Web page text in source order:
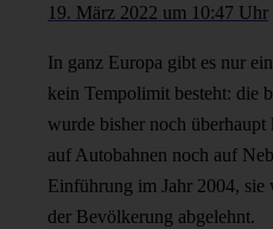
19. März 2022 um 10:47 Uhr
In ganz Europa gibt es nur
kein Tempolimit besteht: die
wurde bisher noch
auf Autobahnen noch auf
Einführung im Jahr 2004,
der Bevölkerung abgelehnt.